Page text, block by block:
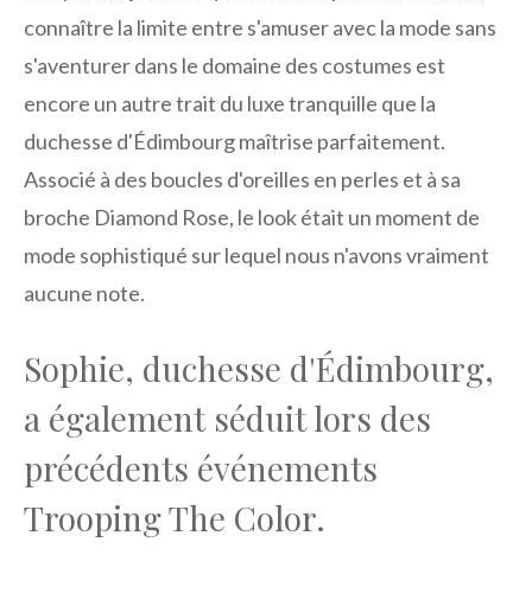
connaître la limite entre s'amuser avec la mode sans
s'aventurer dans le domaine des costumes est
encore un autre trait du luxe tranquille que la
duchesse d'Édimbourg maîtrise parfaitement.
Associé à des boucles d'oreilles en perles et à sa
broche Diamond Rose, le look était un moment de
mode sophistiqué sur lequel nous n'avons vraiment
aucune note.
Sophie, duchesse d'Édimbourg,
a également séduit lors des
précédents événements
Trooping The Color.